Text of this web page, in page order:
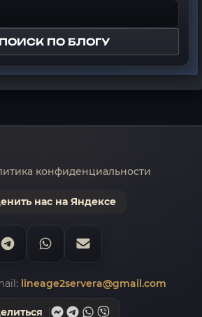
ПОИСК ПО БЛОГУ
конфиденциальности
нас на Яндексе
lineage2servera@gmail.com